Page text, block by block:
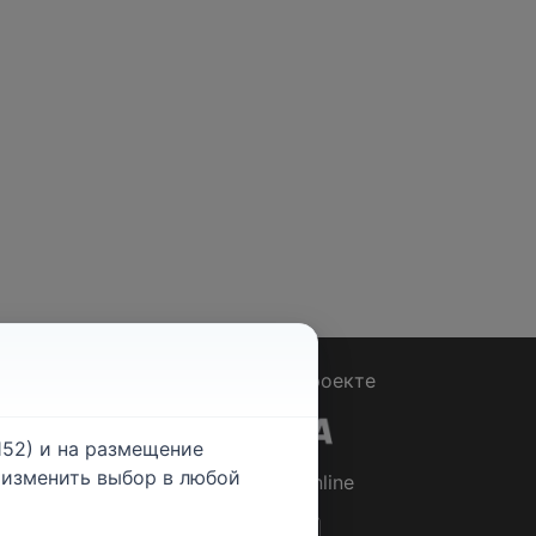
О проекте
© 2026Rabotniki.online
и на размещение
выбор в любой